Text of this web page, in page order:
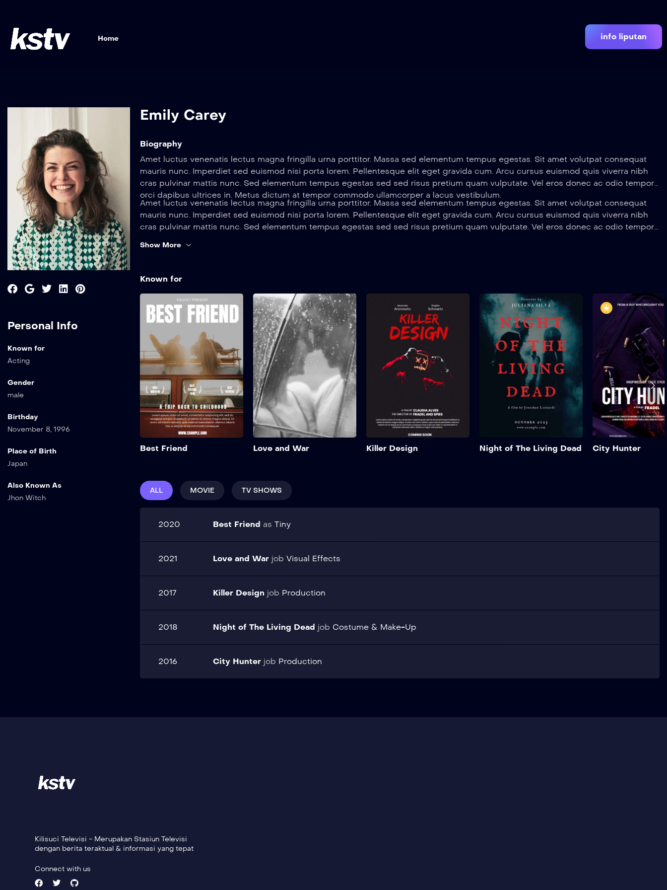
Home info liputan
Personal Info
Known for
Acting
Gender
male
Birthday
November 8, 1996
Place of Birth
Japan
Also Known As
Jhon Witch
Emily Carey
Biography
Amet luctus venenatis lectus magna fringilla urna porttitor. Massa sed elementum tempus egestas. Sit amet volutpat consequat
mauris nunc. Imperdiet sed euismod nisi porta lorem. Pellentesque elit eget gravida cum. Arcu cursus euismod quis viverra nibh
cras pulvinar mattis nunc. Sed elementum tempus egestas sed sed risus pretium quam vulputate. Vel eros donec ac odio tempor
orci dapibus ultrices in. Metus dictum at tempor commodo ullamcorper a lacus vestibulum.
Amet luctus venenatis lectus magna fringilla urna porttitor. Massa sed elementum tempus egestas. Sit amet volutpat consequat
mauris nunc. Imperdiet sed euismod nisi porta lorem. Pellentesque elit eget gravida cum. Arcu cursus euismod quis viverra nibh
cras pulvinar mattis nunc. Sed elementum tempus egestas sed sed risus pretium quam vulputate. Vel eros donec ac odio tempor
Show More
Known for
Best Friend
Best Friend
2020 2 hr 25 mins
Suspendisse eu porta
quam, sit amet tristique
sem. Maecenas tincidunt
finibus ipsum, eget aliquet
elit scelerisque non. In...
Add to My List
Love and War
Love and War
2021
Ipsum nunc aliquet
gravida. Pharetra diam sit
amet nisl. Nec sagittis
aliquam malesuada
bibendum arcu vitae
elementum curabitur.
etiam erat velit scelerisque
in dictum. Vel facilisis
volutpat est velit egestas
dui. Mi quis hendrerit dolor
magna eget est. Nullam
Add to My List
Killer Design
Killer Design
2017 2 hr 25 mins
Suspendisse eu porta
quam, sit amet tristique
sem. Maecenas tincidunt
finibus ipsum, eget aliquet
elit scelerisque non. In...
Night of The Living Dead
Night of The
Dead
2018 1 hr 55 mins
The tiled view makes it
easy to browse content,
and you can preview
shows and movies by
hovering over each
selection.
Add to My List
City Hunter
ALL MOVIE TV SHOWS
2020 Best Friend as Tiny
2021 Love and War job Visual Effects
2017 Killer Design job Production
2018 Night of The Living Dead job Costume & Make-Up
2016 City Hunter job Production
Kilisuci Televisi - Merupakan Stasiun Televisi
dengan berita teraktual & informasi yang tepat
Connect with us